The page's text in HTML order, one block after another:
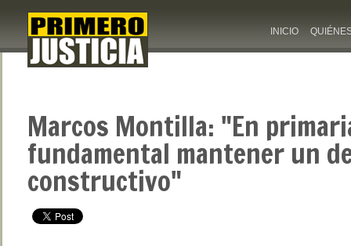
INICIO
Marcos Montilla: "En
fundamental mantener un
constructivo"